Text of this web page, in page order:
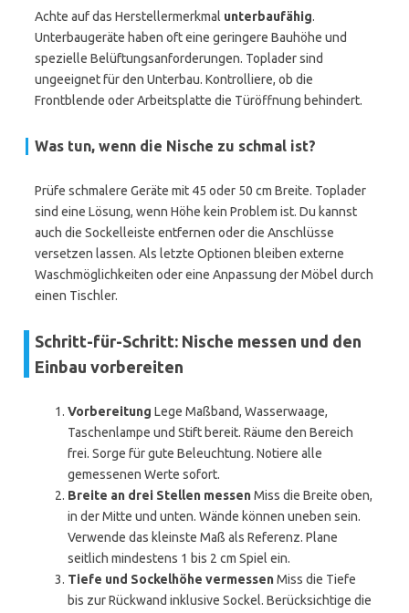
Achte auf das Herstellermerkmal unterbaufähig.
Unterbaugeräte haben oft eine geringere Bauhöhe und
spezielle Belüftungsanforderungen. Toplader sind
ungeeignet für den Unterbau. Kontrolliere, ob die
Frontblende oder Arbeitsplatte die Türöffnung behindert.
Was tun, wenn die Nische zu schmal ist?
Prüfe schmalere Geräte mit 45 oder 50 cm Breite. Toplader
sind eine Lösung, wenn Höhe kein Problem ist. Du kannst
auch die Sockelleiste entfernen oder die Anschlüsse
versetzen lassen. Als letzte Optionen bleiben externe
Waschmöglichkeiten oder eine Anpassung der Möbel durch
einen Tischler.
Schritt-für-Schritt: Nische messen und den
Einbau vorbereiten
Vorbereitung Lege Maßband, Wasserwaage,
Taschenlampe und Stift bereit. Räume den Bereich
frei. Sorge für gute Beleuchtung. Notiere alle
gemessenen Werte sofort.
Breite an drei Stellen messenMiss die Breite oben,
in der Mitte und unten. Wände können uneben sein.
Verwende das kleinste Maß als Referenz. Plane
seitlich mindestens 1 bis 2 cm Spiel ein.
Tiefe und Sockelhöhe vermessenMiss die Tiefe
bis zur Rückwand inklusive Sockel. Berücksichtige die